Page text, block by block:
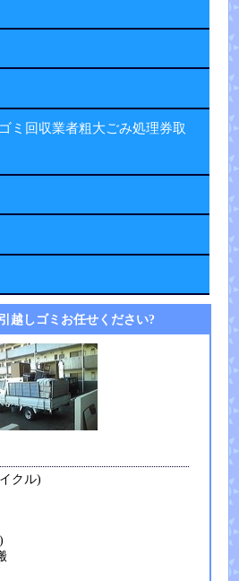
ミ回収業者粗大ごみ処理券取
越しゴミお任せください?
サイクル)